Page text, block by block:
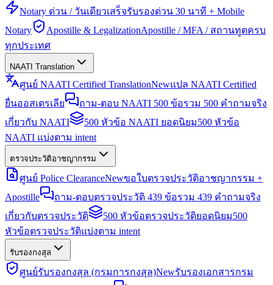
Notary ด่วน / วันเดียวเสร็จรับรองด่วน 30 นาที + Mobile
Notary
Apostille & LegalizationApostille / MFA / สถานทูตครบ
ทุกประเทศ
NAATI Translation
ศูนย์ NAATI Certified TranslationNewแปล NAATI Certified
ยื่นออสเตรเลีย
ถาม-ตอบ NAATI 500 ข้อรวม 500 คำถามจริง
เกี่ยวกับ NAATI
500 หัวข้อ NAATI ยอดนิยม500 หัวข้อ
NAATI แบ่งตาม intent
ตรวจประวัติอาชญากรรม
ศูนย์ Police ClearanceNewขอใบตรวจประวัติอาชญากรรม +
Apostille
ถาม-ตอบตรวจประวัติ 439 ข้อรวม 439 คำถามจริง
เกี่ยวกับตรวจประวัติ
500 หัวข้อตรวจประวัติยอดนิยม500
หัวข้อตรวจประวัติแบ่งตาม intent
รับรองกงสุล
ศูนย์รับรองกงสุล (กรมการกงสุล)Newรับรองเอกสารกรม